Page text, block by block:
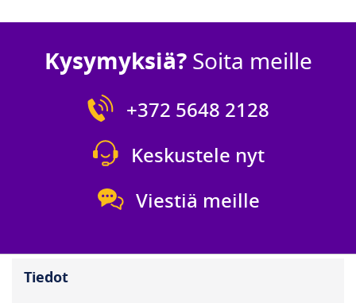
Kysymyksiä?Soita meille
+372 5648 2128
Keskustele nyt
Viestiä meille
Tiedot